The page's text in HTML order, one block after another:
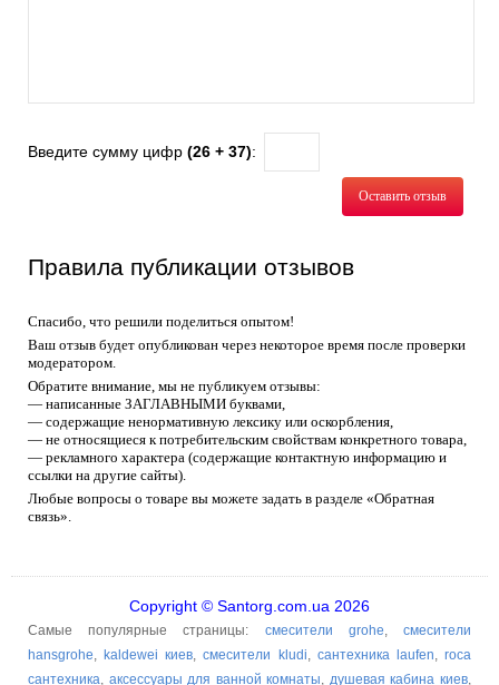
Введите сумму цифр (26 + 37):
Оставить отзыв
Правила публикации отзывов
Спасибо, что решили поделиться опытом!
Ваш отзыв будет опубликован через некоторое время после проверки
модератором.
Обратите внимание, мы не публикуем отзывы:
— написанные ЗАГЛАВНЫМИ буквами,
— содержащие ненормативную лексику или оскорбления,
— не относящиеся к потребительским свойствам конкретного товара,
— рекламного характера (содержащие контактную информацию и
ссылки на другие сайты).
Любые вопросы о товаре вы можете задать в разделе «Обратная
связь».
Copyright © Santorg.com.ua 2026
Самые популярные страницы: смесители grohe,смесители
hansgrohe, kaldewei киев,смесители kludi, сантехника laufen,roca
сантехника, аксессуары для ванной комнаты, душевая кабина киев,